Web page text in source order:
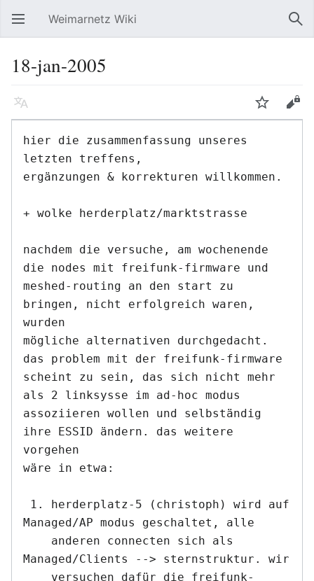
Hauptmenü öffnen Weimarnetz Wiki
18-jan-2005
Sprache Beobachten Bearbeiten
hier die zusammenfassung unseres
letzten treffens,
ergänzungen & korrekturen willkommen.
+ wolke herderplatz/marktstrasse
nachdem die versuche, am wochenende
die nodes mit freifunk-firmware und
meshed-routing an den start zu
bringen, nicht erfolgreich waren,
wurden
mögliche alternativen durchgedacht.
das problem mit der freifunk-firmware
scheint zu sein, das sich nicht mehr
als 2 linksysse im ad-hoc modus
assoziieren wollen und selbständig
ihre ESSID ändern. das weitere
vorgehen
wäre in etwa:
Managed/AP modus geschaltet, alle
Managed/Clients --> sternstruktur. wir